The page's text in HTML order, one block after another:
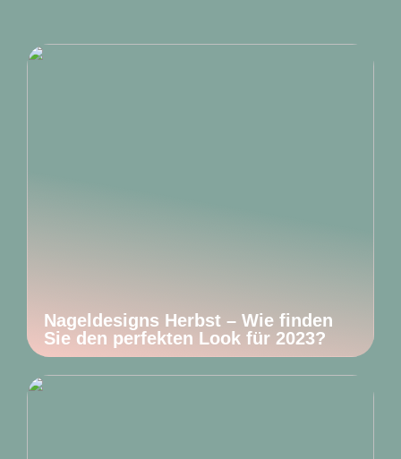
Nageldesigns Herbst – Wie finden
Sie den perfekten Look für 2023?